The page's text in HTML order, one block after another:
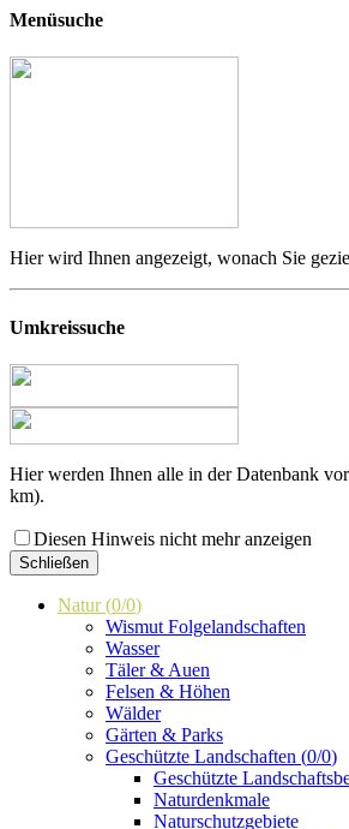
Menüsuche
Hier wird Ihnen angezeigt, wonach Sie
Umkreissuche
Hier werden Ihnen alle in der Datenbank
km).
Diesen Hinweis nicht mehr anzeigen
Schließen
Natur(0/0)
Wismut Folgelandschaften
Wasser
Täler & Auen
Felsen & Höhen
Wälder
Gärten & Parks
Geschützte Landschaften (0/0)
Geschützte
Naturdenkmale
Naturschutzgebiete